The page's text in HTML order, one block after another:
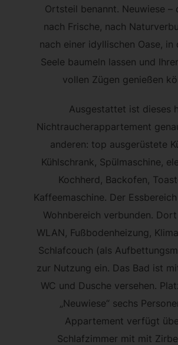
Ortsteil benannt. Neuwiese –
nach Frische, nach
nach einer idyllischen Oase, in
Seele baumeln lassen und
vollen Zügen genießen
Ausgestattet ist dieses
Nichtraucherappartement
anderen: top ausgerüstete
Kühlschrank, Spülmaschine,
Kochherd, Backofen,
Kaffeemaschine. Der
Wohnbereich verbunden. Dort
WLAN, Fußbodenheizung,
Schlafcouch (als
zur Nutzung ein. Das Bad ist
WC und Dusche versehen.
„Neuwiese“ sechs
Appartement verfügt
Schlafzimmer mit mit